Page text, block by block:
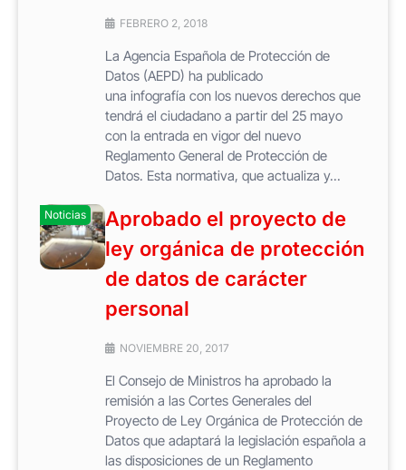
FEBRERO 2, 2018
La Agencia Española de Protección de
Datos (AEPD) ha publicado
una infografía con los nuevos derechos que
tendrá el ciudadano a partir del 25 mayo
con la entrada en vigor del nuevo
Reglamento General de Protección de
Datos. Esta normativa, que actualiza y...
Noticias
Aprobado el proyecto de
ley orgánica de protección
de datos de carácter
personal
NOVIEMBRE 20, 2017
El Consejo de Ministros ha aprobado la
remisión a las Cortes Generales del
Proyecto de Ley Orgánica de Protección de
Datos que adaptará la legislación española a
las disposiciones de un Reglamento